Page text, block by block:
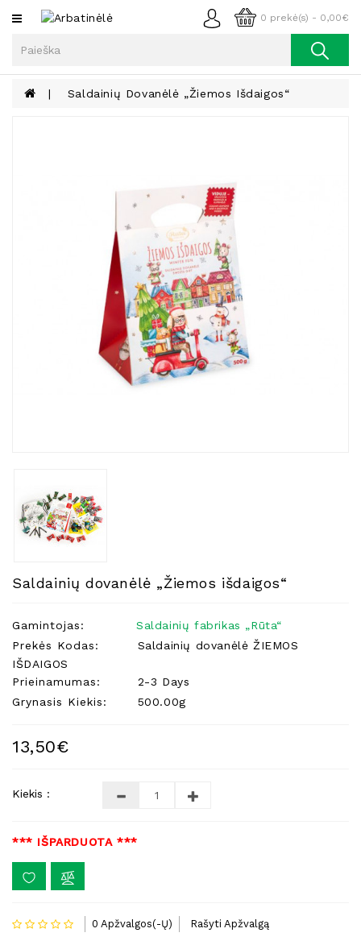
0 prekė(s) - 0,00€
Kategorijos
Kava
Kosmetika
Higienos
Kūdikiams
Reikalai
Indai
Dovanos
Saldainių Dovanėlė „Žiemos Išdaigos“
Saldainių dovanėlė „Žiemos išdaigos“
Gamintojas:
Saldainių fabrikas „Rūta“
Prekės Kodas:
Saldainių dovanėlė ŽIEMOS
IŠDAIGOS
Prieinamumas:
2-3 Days
Grynasis Kiekis:
500.00g
13,50€
Kiekis :
*** IŠPARDUOTA ***
0 Apžvalgos(-Ų) Rašyti Apžvalgą